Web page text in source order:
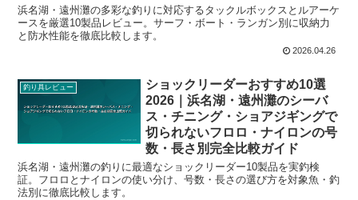
浜名湖・遠州灘の多彩な釣りに対応するタックルボックスとルアーケ
ースを厳選10製品レビュー。サーフ・ボート・ランガン別に収納力
と防水性能を徹底比較します。
2026.04.26
釣り具レビュー
ショックリーダーおすすめ10選
2026｜浜名湖・遠州灘のシーバ
ス・チニング・ショアジギングで
切られないフロロ・ナイロンの号
数・長さ別完全比較ガイド
浜名湖・遠州灘の釣りに最適なショックリーダー10製品を実釣検
証。フロロとナイロンの使い分け、号数・長さの選び方を対象魚・釣
法別に徹底比較します。